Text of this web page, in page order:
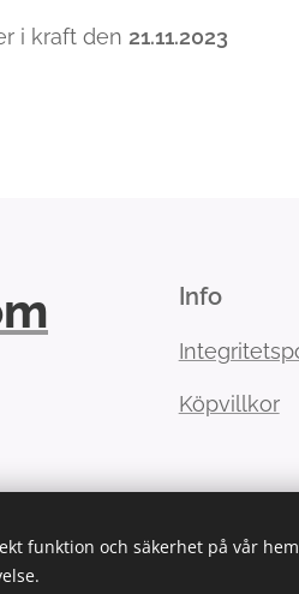
i kraft den 21.11.2023
Info
Köpvillkor
funktion och säkerhet på vår